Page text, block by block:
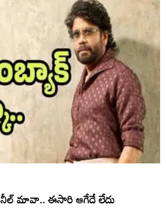
నీల్ మావా.. ఈసారి ఆగేదే లేదు